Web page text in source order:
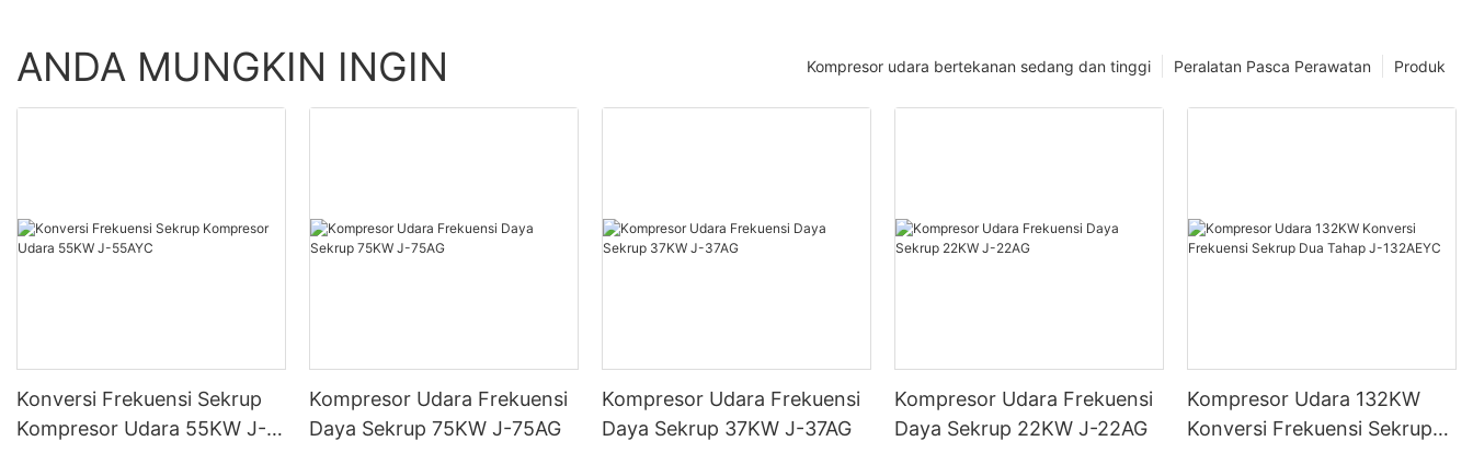
ANDA MUNGKIN INGIN Produk
Peralatan Pasca Perawatan
Kompresor udara bertekanan sedang dan tinggi
Konversi Frekuensi Sekrup
Kompresor Udara 55KW J-
Kompresor Udara Frekuensi
Daya Sekrup 75KW J-75AG
Kompresor Udara Frekuensi
Daya Sekrup 37KW J-37AG
Kompresor Udara Frekuensi
Daya Sekrup 22KW J-22AG
Kompresor Udara 132KW
Konversi Frekuensi Sekrup